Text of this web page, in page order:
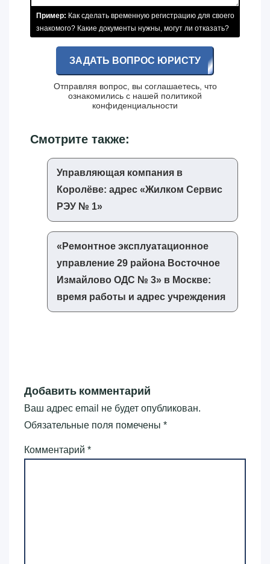
Пример: Как сделать временную регистрацию для своего
знакомого? Какие документы нужны, могут ли отказать?
ЗАДАТЬ ВОПРОС ЮРИСТУ
Отправляя вопрос, вы соглашаетесь, что
ознакомились с нашей политикой
конфиденциальности
Смотрите также:
Управляющая компания в
Королёве: адрес «‎Жилком Сервис
РЭУ № 1»‎
«‎Ремонтное эксплуатационное
управление 29 района Восточное
Измайлово ОДС № 3»‎ в Москве:
время работы и адрес учреждения
Добавить комментарий
Ваш адрес email не будет опубликован.
Обязательные поля помечены *
Комментарий *